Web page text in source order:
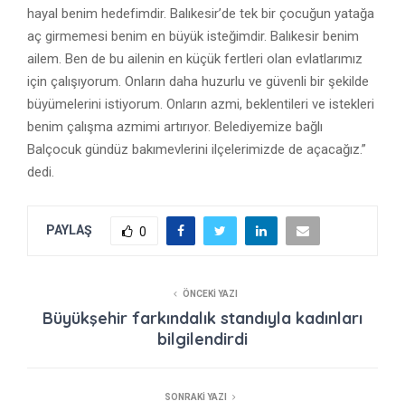
hayal benim hedefimdir. Balıkesir’de tek bir çocuğun yatağa
aç girmemesi benim en büyük isteğimdir. Balıkesir benim
ailem. Ben de bu ailenin en küçük fertleri olan evlatlarımız
için çalışıyorum. Onların daha huzurlu ve güvenli bir şekilde
büyümelerini istiyorum. Onların azmi, beklentileri ve istekleri
benim çalışma azmimi artırıyor. Belediyemize bağlı
Balçocuk gündüz bakımevlerini ilçelerimizde de açacağız.”
dedi.
PAYLAŞ 0
ÖNCEKI YAZI
Büyükşehir farkındalık standıyla kadınları
bilgilendirdi
SONRAKI YAZI